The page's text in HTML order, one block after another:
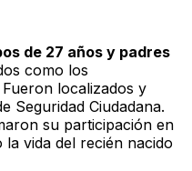
de 27 años y padres
como los
localizados y
Seguridad Ciudadana.
su participación en
vida del recién nacido